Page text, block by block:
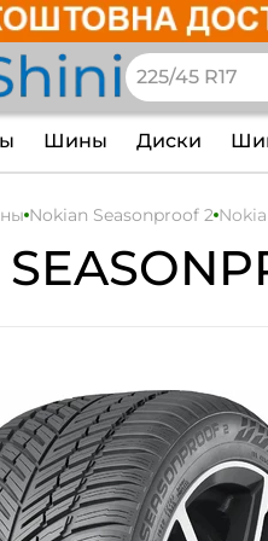
Шины Диски
Nokian Seasonproof 2